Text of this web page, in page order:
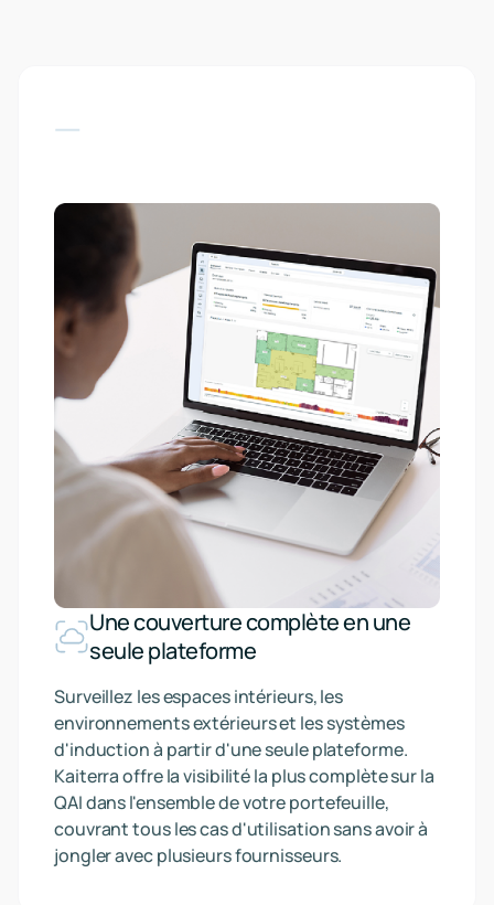
Une couverture complète en une
seule plateforme
Surveillez les espaces intérieurs, les
environnements extérieurs et les systèmes
d'induction à partir d'une seule plateforme.
Kaiterra offre la visibilité la plus complète sur la
QAI dans l'ensemble de votre portefeuille,
couvrant tous les cas d'utilisation sans avoir à
jongler avec plusieurs fournisseurs.